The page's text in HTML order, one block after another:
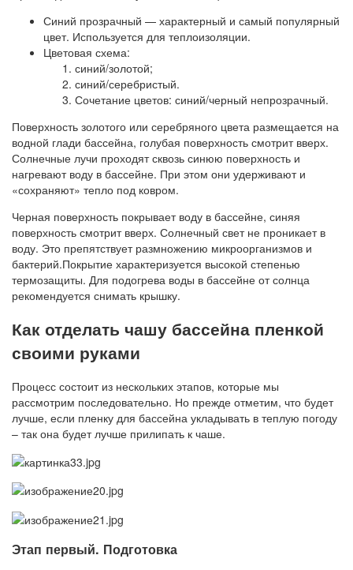
Синий прозрачный — характерный и самый популярный
цвет. Используется для теплоизоляции.
Цветовая схема:
синий/золотой;
синий/серебристый.
Сочетание цветов: синий/черный непрозрачный.
Поверхность золотого или серебряного цвета размещается на
водной глади бассейна, голубая поверхность смотрит вверх.
Солнечные лучи проходят сквозь синюю поверхность и
нагревают воду в бассейне. При этом они удерживают и
«сохраняют» тепло под ковром.
Черная поверхность покрывает воду в бассейне, синяя
поверхность смотрит вверх. Солнечный свет не проникает в
воду. Это препятствует размножению микроорганизмов и
бактерий.Покрытие характеризуется высокой степенью
термозащиты. Для подогрева воды в бассейне от солнца
рекомендуется снимать крышку.
Как отделать чашу бассейна пленкой
своими руками
Процесс состоит из нескольких этапов, которые мы
рассмотрим последовательно. Но прежде отметим, что будет
лучше, если пленку для бассейна укладывать в теплую погоду
– так она будет лучше прилипать к чаше.
Этап первый. Подготовка